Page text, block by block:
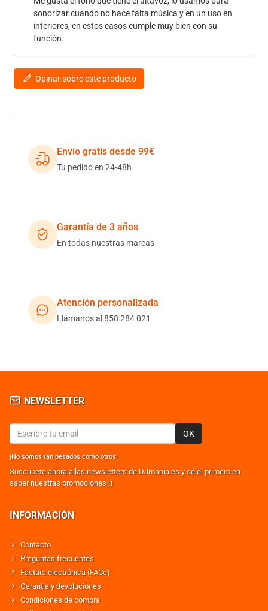
sonorizar cuando no hace falta música y en un uso en
interiores, en estos casos cumple muy bien con su
función.
Opinar sobre este producto
Envío gratis desde 99€
Tu pedido en 24-48h
Garantía de 3 años
En todas nuestras marcas
Atención personalizada
Llámanos al 858 284 021
NEWSLETTER
OK
¡No somos tan pesados como otros!
Suscribete ahora a las newsletters de DJmania.es y sé el primero en
saber nuestras promociones ;)
INFORMACIÓN
Contacto
Preguntas frecuentes
Factura electrónica (FACe)
Garantía y devoluciones
Condiciones de compra